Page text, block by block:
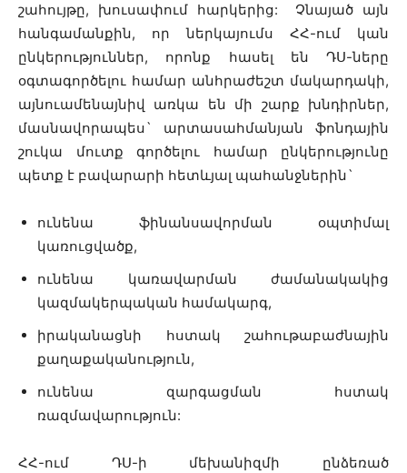
շահույթը, խուսափում հարկերից: Չնայած այն
հանգամանքին, որ ներկայումս ՀՀ-ում կան
ընկերություններ, որոնք հասել են ԴՍ-ները
օգտագործելու համար անհրաժեշտ մակարդակի,
այնուամենայնիվ առկա են մի շարք խնդիրներ,
մասնավորապես` արտասահմանյան ֆոնդային
շուկա մուտք գործելու համար ընկերությունը
պետք է բավարարի հետևյալ պահանջներին`
ունենա ֆինանսավորման օպտիմալ
կառուցվածք,
ունենա կառավարման ժամանակակից
կազմակերպական համակարգ,
իրականացնի հստակ շահութաբաժնային
քաղաքականություն,
ունենա զարգացման հստակ
ռազմավարություն:
ՀՀ-ում ԴՍ-ի մեխանիզմի ընձեռած